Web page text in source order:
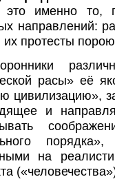
это именно то,
направлений:
их протесты
расы» её
цивилизацию»,
и
на